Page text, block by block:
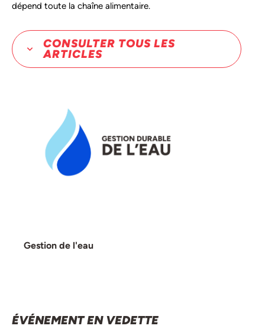
dépend toute la chaîne alimentaire.
CONSULTER TOUS LES
ARTICLES
Gestion de l'eau
ÉVÉNEMENT EN VEDETTE